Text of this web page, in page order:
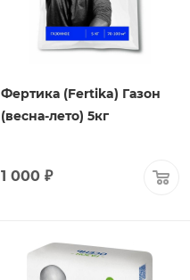
Фертика (Fertika) Газон
(весна-лето) 5кг
1 000 ₽